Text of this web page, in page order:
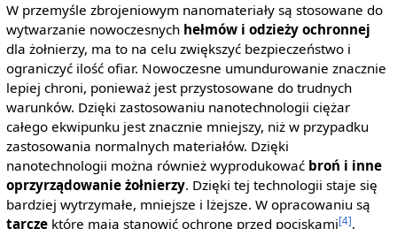
W przemyśle zbrojeniowym nanomateriały są stosowane do
wytwarzanie nowoczesnych hełmów i odzieży ochronnej
dla żołnierzy, ma to na celu zwiększyć bezpieczeństwo i
ograniczyć ilość ofiar. Nowoczesne umundurowanie znacznie
lepiej chroni, ponieważ jest przystosowane do trudnych
warunków. Dzięki zastosowaniu nanotechnologii ciężar
całego ekwipunku jest znacznie mniejszy, niż w przypadku
zastosowania normalnych materiałów. Dzięki
nanotechnologii można również wyprodukować broń i inne
oprzyrządowanie żołnierzy. Dzięki tej technologii staje się
bardziej wytrzymałe, mniejsze i lżejsze. W opracowaniu są
tarczektóre mają stanowić ochronę przed pociskami[4].